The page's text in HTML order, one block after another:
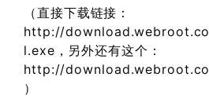
（直接下载链接：
http://
l.exe，另外还有这个：
http://
）